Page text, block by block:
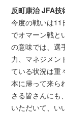
反町康治 JFA技
今度の戦いは11
でオマーン戦と
の意味では、選
力、マネジメン
ている状況は重
本に帰って来ら
さる皆さんにも
いただいて、い